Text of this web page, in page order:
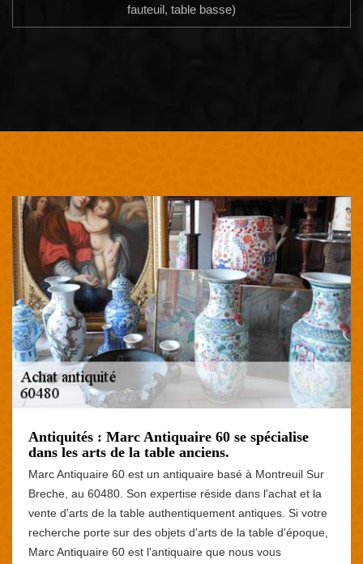
fauteuil, table basse)
Antiquités : Marc Antiquaire 60 se spécialise
dans les arts de la table anciens.
Marc Antiquaire 60 est un antiquaire basé à Montreuil Sur
Breche, au 60480. Son expertise réside dans l'achat et la
vente d'arts de la table authentiquement antiques. Si votre
recherche porte sur des objets d'arts de la table d'époque,
Marc Antiquaire 60 est l'antiquaire que nous vous